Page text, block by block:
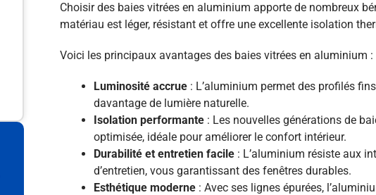
Choisir des baies vitrées en aluminium apporte de nombreux
matériau est léger, résistant et offre une excellente isolation
Voici les principaux avantages des baies vitrées en aluminium :
Luminosité accrue: L’aluminium permet des profilés
davantage de lumière naturelle.
Isolation performante: Les nouvelles générations de
optimisée, idéale pour améliorer le confort intérieur.
Durabilité et entretien facile: L’aluminium résiste aux
d’entretien, vous garantissant des fenêtres durables.
Esthétique moderne: Avec ses lignes épurées,